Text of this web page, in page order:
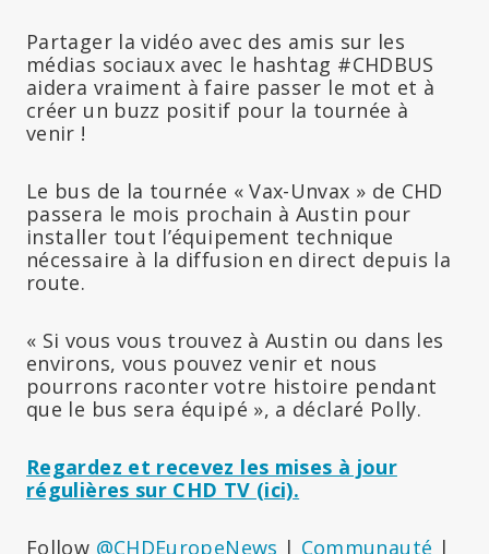
Partager la vidéo avec des amis sur les
médias sociaux avec le hashtag #CHDBUS
aidera vraiment à faire passer le mot et à
créer un buzz positif pour la tournée à
venir !
Le bus de la tournée « Vax-Unvax » de CHD
passera le mois prochain à Austin pour
installer tout l’équipement technique
nécessaire à la diffusion en direct depuis la
route.
« Si vous vous trouvez à Austin ou dans les
environs, vous pouvez venir et nous
pourrons raconter votre histoire pendant
que le bus sera équipé », a déclaré Polly.
Regardez et recevez les mises à jour
régulières sur CHD TV (ici).
Follow @CHDEuropeNews | Communauté |